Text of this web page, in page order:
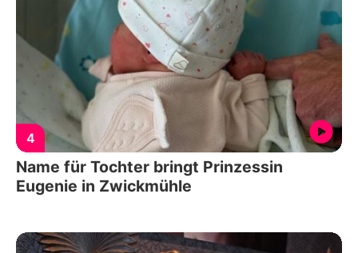
4
Name für Tochter bringt Prinzessin
Eugenie in Zwickmühle